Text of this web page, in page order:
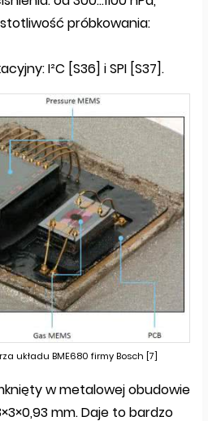
próbkowania:
I²C [S36] i SPI [S37].
układu BME680 firmy Bosch [7]
w metalowej obudowie
mm. Daje to bardzo